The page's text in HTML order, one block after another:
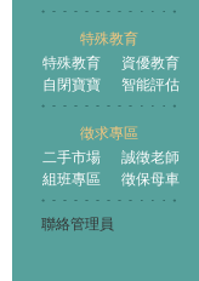
特殊教育
特殊教育
資優教育
自閉寶寶
智能評估
徵求專區
二手市場
誠徵老師
組班專區
徵保母車
聯絡管理員